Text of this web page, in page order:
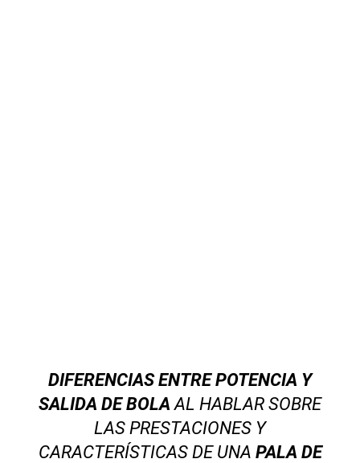
DIFERENCIAS ENTRE POTENCIA Y
SALIDA DE BOLAAL HABLAR SOBRE
LAS PRESTACIONES Y
CARACTERÍSTICAS DE UNA PALA DE